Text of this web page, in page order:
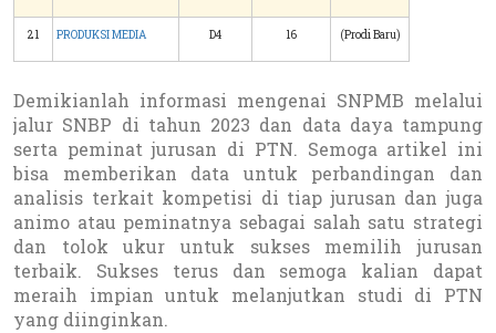
21 PRODUKSI MEDIA D4 16 (Prodi Baru)
Demikianlah informasi mengenai SNPMB melalui
jalur SNBP di tahun 2023 dan data daya tampung
serta peminat jurusan di PTN. Semoga artikel ini
bisa memberikan data untuk perbandingan dan
analisis terkait kompetisi di tiap jurusan dan juga
animo atau peminatnya sebagai salah satu strategi
dan tolok ukur untuk sukses memilih jurusan
terbaik. Sukses terus dan semoga kalian dapat
meraih impian untuk melanjutkan studi di PTN
yang diinginkan.